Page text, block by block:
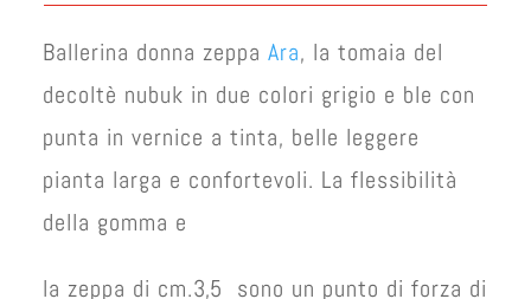
Ballerina donna zeppaAra, la tomaia del
decoltè nubuk in due colori grigio e ble con
punta in vernice a tinta, belle leggere
pianta larga e confortevoli. La flessibilità
della gomma e
la zeppa di cm.3,5 sono un punto di forza di